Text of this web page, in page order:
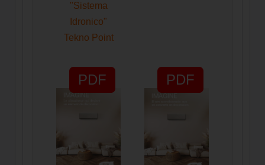
"Sistema
Idronico"
Tekno Point
PDF PDF